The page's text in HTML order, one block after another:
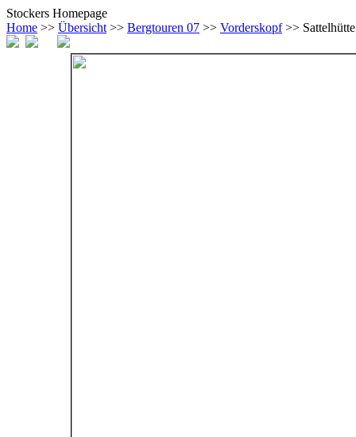
Stockers Homepage
Home >> Übersicht >> Bergtouren 07 >> Vorderskopf>> Sattelhütte